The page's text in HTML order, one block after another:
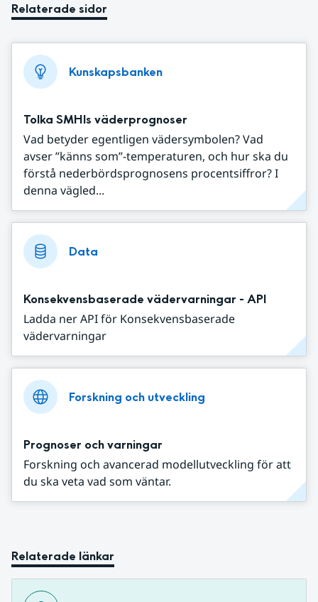
Relaterade sidor
Kunskapsbanken
Tolka SMHIs väderprognoser
Vad betyder egentligen vädersymbolen? Vad
avser ”känns som”-temperaturen, och hur ska du
förstå nederbördsprognosens procentsiffror? I
denna vägled...
Data
Konsekvensbaserade vädervarningar - API
Ladda ner API för Konsekvensbaserade
vädervarningar
Forskning och utveckling
Prognoser och varningar
Forskning och avancerad modellutveckling för att
du ska veta vad som väntar.
Relaterade länkar